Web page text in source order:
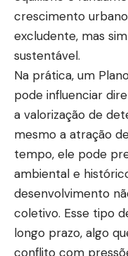
crescimento
excludente, mas
sustentável.
Na prática, um
pode influenciar
a valorização de
mesmo a atração
tempo, ele pode
ambiental e
desenvolvimento
coletivo. Esse tipo
longo prazo, algo
conflito com